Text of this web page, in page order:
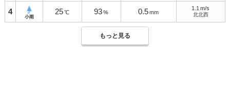
4
小雨
25 ℃ 93 % 0.5 mm
1.1 m/s
北北西
もっと見る